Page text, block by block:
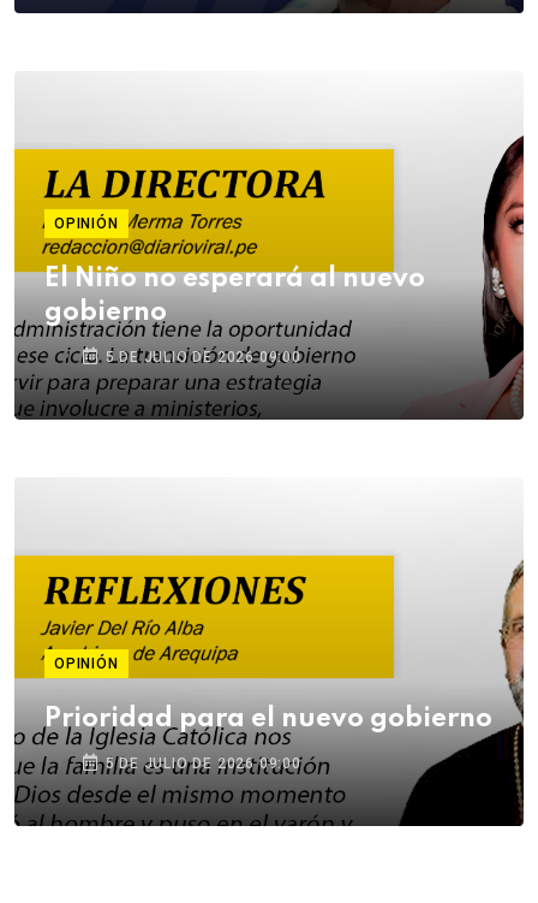
OPINIÓN
El Niño no esperará al nuevo
gobierno
5 DE JULIO DE 2026 09:00
OPINIÓN
Prioridad para el nuevo gobierno
5 DE JULIO DE 2026 09:00